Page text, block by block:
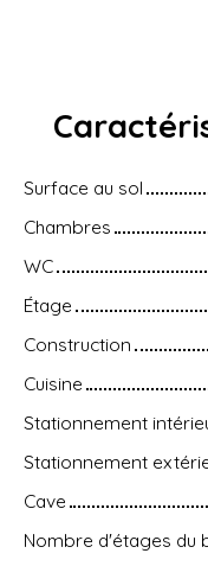
Surface au sol
Chambres
WC
Étage
Construction
Cuisine
Stationnement
Stationnement
Cave
Nombre d'étages du